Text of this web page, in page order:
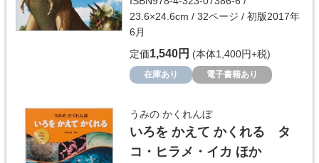
23.6×24.6cm / 32ページ / 初版2017年
6月
定価1,540円 (本体1,400円+税)
在庫あり 電子書籍あり
うみの かくれんぼ
いろを かえて かくれる タ
コ・ヒラメ・イカ ほか